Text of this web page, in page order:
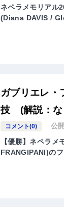
ネペラメモリアル
(Diana DAVIS /
ガブリエレ
技 (解説：な
コメント(0) 公
【優勝】ネペラ
FRANGIPANI)の